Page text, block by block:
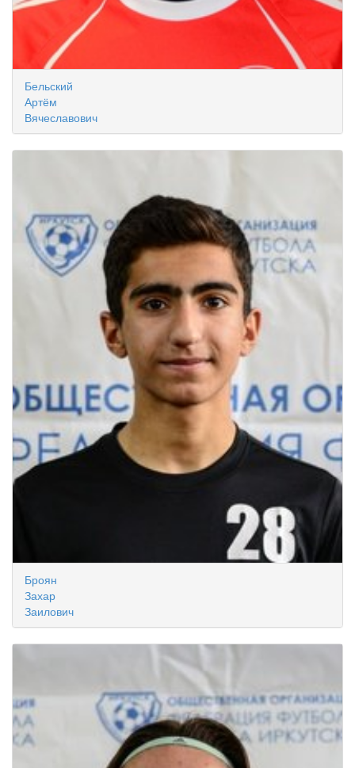
Бельский
Артём
Вячеславович
Броян
Захар
Заилович